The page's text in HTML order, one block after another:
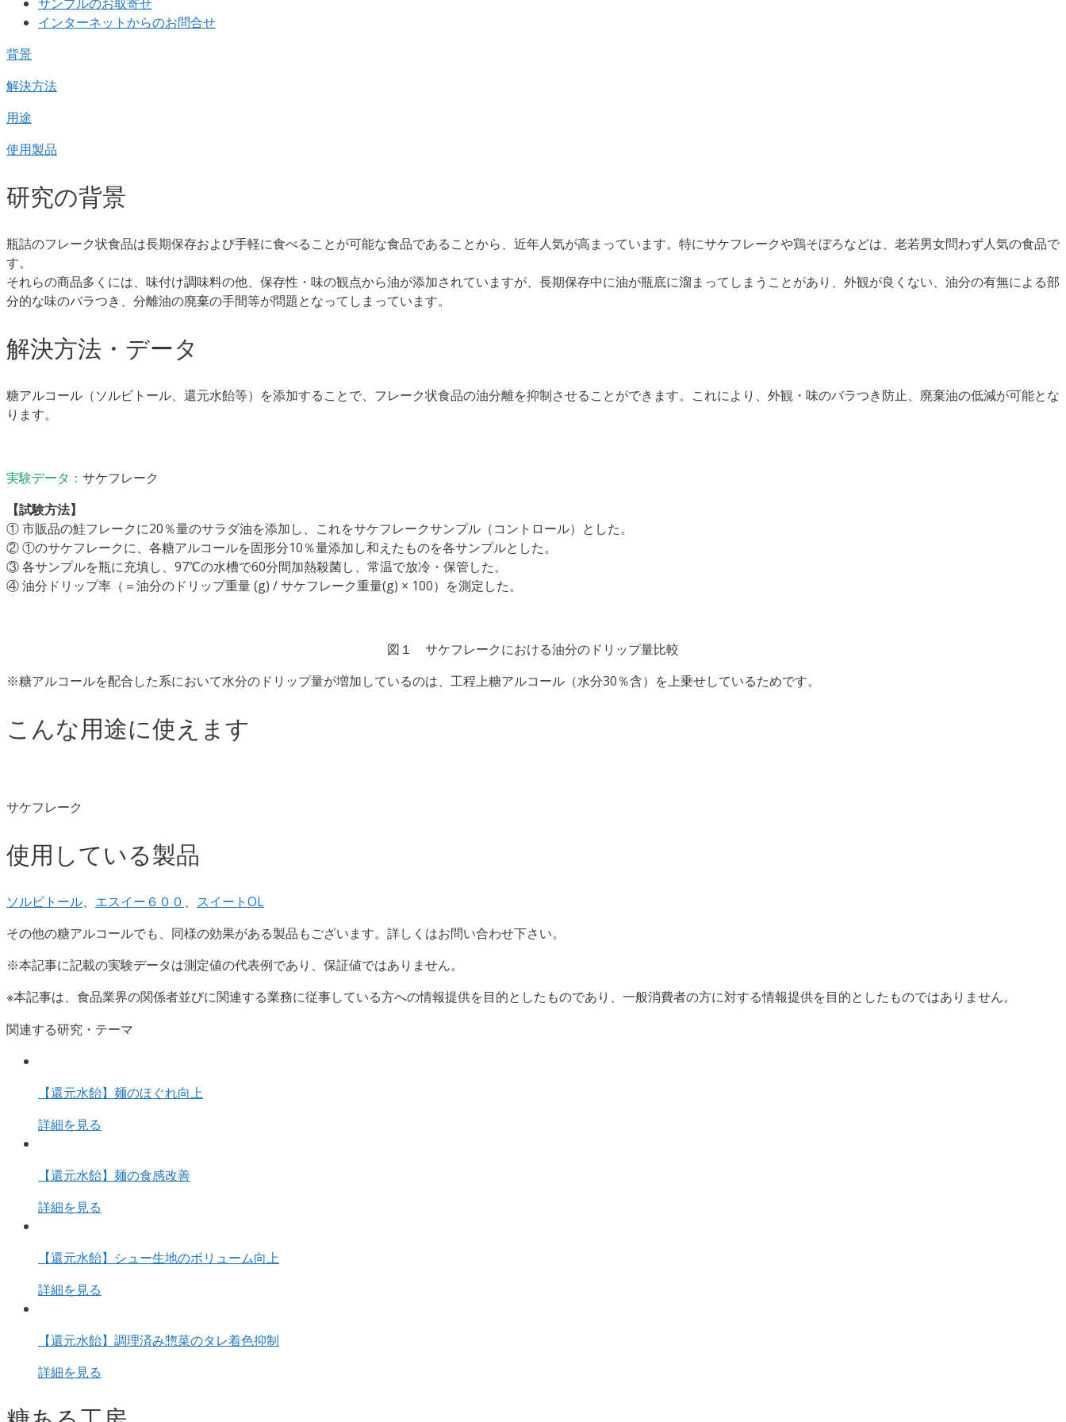
インターネットからのお問合せ
背景
解決方法
用途
使用製品
研究の背景
瓶詰のフレーク状食品は長期保存および手軽に食べることが可能な食品であることから、近年人気が高まっています。特にサケフレークや鶏そぼろなどは、老若男女問わず人気の食品で
す。
それらの商品多くには、味付け調味料の他、保存性・味の観点から油が添加されていますが、長期保存中に油が瓶底に溜まってしまうことがあり、外観が良くない、油分の有無による部
分的な味のバラつき、分離油の廃棄の手間等が問題となってしまっています。
解決方法・データ
糖アルコール（ソルビトール、還元水飴等）を添加することで、フレーク状食品の油分離を抑制させることができます。これにより、外観・味のバラつき防止、廃棄油の低減が可能とな
ります。
実験データ： サケフレーク
【試験方法】
① 市販品の鮭フレークに20％量のサラダ油を添加し、これをサケフレークサンプル（コントロール）とした。
② ①のサケフレークに、各糖アルコールを固形分10％量添加し和えたものを各サンプルとした。
③ 各サンプルを瓶に充填し、97℃の水槽で60分間加熱殺菌し、常温で放冷・保管した。
④ 油分ドリップ率（＝油分のドリップ重量 (g) / サケフレーク重量(g) × 100）を測定した。
図１ サケフレークにおける油分のドリップ量比較
※糖アルコールを配合した系において水分のドリップ量が増加しているのは、工程上糖アルコール（水分30％含）を上乗せしているためです。
こんな用途に使えます
サケフレーク
使用している製品
ソルビトール、 エスイー６００ 、 スイートOL
その他の糖アルコールでも、同様の効果がある製品もございます。詳しくはお問い合わせ下さい。
※本記事に記載の実験データは測定値の代表例であり、保証値ではありません。
※本記事は、食品業界の関係者並びに関連する業務に従事している方への情報提供を目的としたものであり、一般消費者の方に対する情報提供を目的としたものではありません。
関連する研究・テーマ
【還元水飴】麺のほぐれ向上
詳細を見る
【還元水飴】麺の食感改善
詳細を見る
【還元水飴】シュー生地のボリューム向上
詳細を見る
【還元水飴】調理済み惣菜のタレ着色抑制
詳細を見る